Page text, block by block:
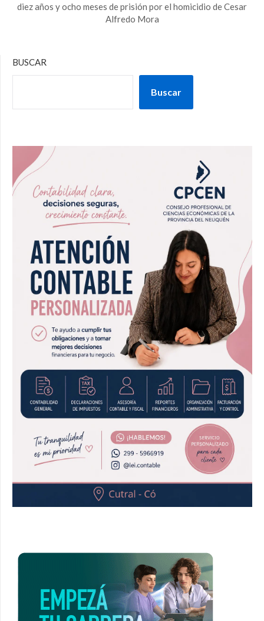
diez años y ocho meses de prisión por el homicidio de Cesar
Alfredo Mora
BUSCAR
Buscar